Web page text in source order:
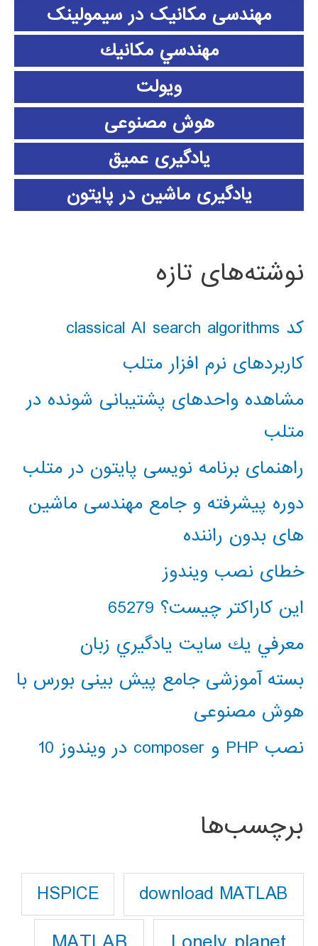
مهندسی مکانیک در سیمولینک
مهندسي مكانيك
ویولت
هوش مصنوعی
یادگیری عمیق
یادگیری ماشین در پایتون
نوشته‌های تازه
کد classical AI search algorithms
کاربردهای نرم افزار متلب
مشاهده واحدهای پشتیبانی شونده در
متلب
راهنمای برنامه نویسی پایتون در متلب
دوره پیشرفته و جامع مهندسی ماشین
های بدون راننده
خطای نصب ویندوز
این کاراکتر چیست؟ 65279
معرفي يك سايت يادگيري زبان
بسته آموزشی جامع پیش بینی بورس با
هوش مصنوعی
نصب PHP و composer در ویندوز 10
برچسب‌ها
download MATLAB
HSPICE